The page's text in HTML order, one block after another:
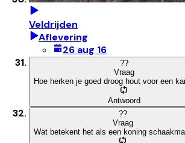
Veldrijden
Aflevering
26 aug 16
??
Vraag
Hoe herken je goed droog hout voor een
Antwoord
??
Vraag
Wat betekent het als een koning